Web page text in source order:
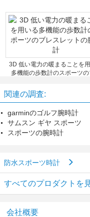
3D 低い電力の暖まることを
多機能の歩数計のスポーツの
関連の調査:
garminのゴルフ腕時計
サムスン ギヤ スポーツ
スポーツの腕時計
防水スポーツ時計
すべてのプロダクトを
会社概要